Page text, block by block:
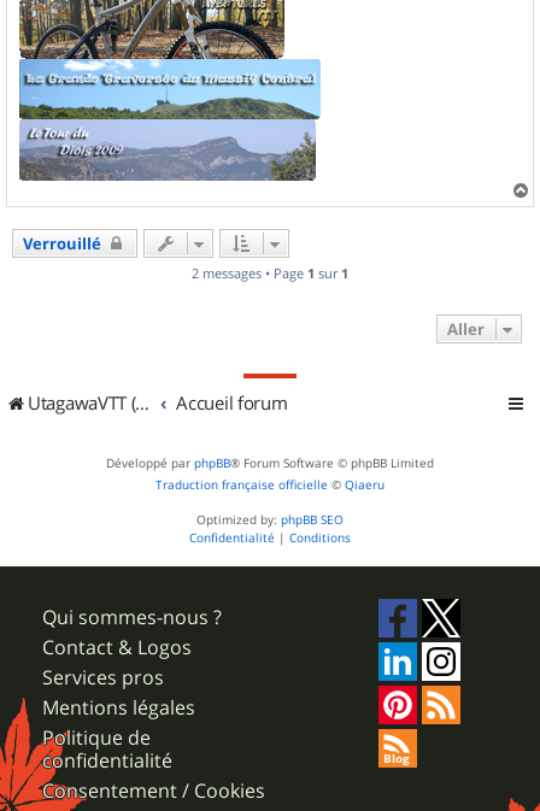
a
Verrouillé
2 messages • Page 1 sur 1
Aller
UtagawaVTT (Randos VTT et VTTAE avec traces GPS) Accueil forum
Développé par phpBB® Forum Software © phpBB Limited
Traduction française officielle © Qiaeru
Optimized by: phpBB SEO
Confidentialité | Conditions
Qui sommes-nous ?
Contact & Logos
Services pros
Mentions légales
Politique de
confidentialité
Consentement / Cookies